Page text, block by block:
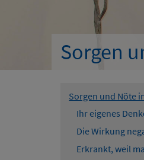
Sorgen
Sorgen und Nöte
Ihr eigenes
Die Wirkung
Erkrankt, weil